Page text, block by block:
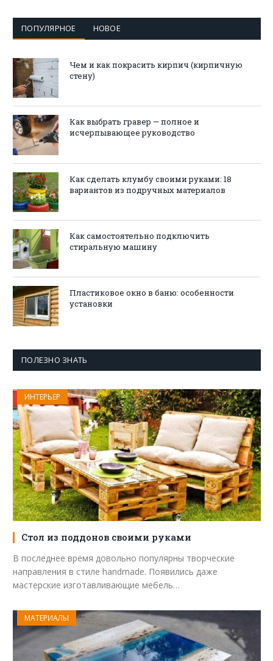
ПОПУЛЯРНОЕ НОВОЕ
Чем и как покрасить кирпич (кирпичную
стену)
Как выбрать гравер — полное и
исчерпывающее руководство
Как сделать клумбу своими руками: 18
вариантов из подручных материалов
Как самостоятельно подключить
стиральную машину
Пластиковое окно в баню: особенности
установки
ПОЛЕЗНО ЗНАТЬ
ИНТЕРЬЕР
Стол из поддонов своими руками
В последнее время довольно популярны творческие
направления в стиле handmade. Появились даже
мастерские изготавливающие мебель…
МАТЕРИАЛЫ